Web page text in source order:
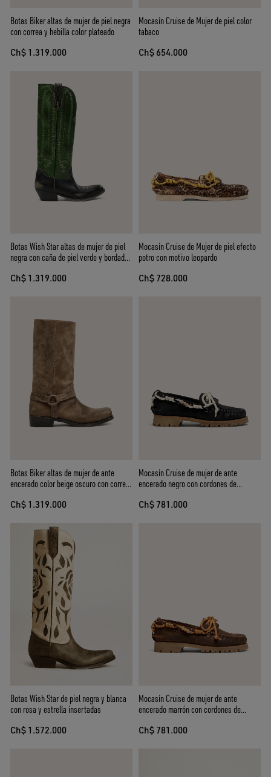
Botas Biker altas de mujer de piel negra
con correa y hebilla color plateado
Ch$ 1.319.000
Mocasín Cruise de Mujer de piel color
tabaco
Ch$ 654.000
Botas Wish Star altas de mujer de piel
negra con caña de piel verde y bordados
Ch$ 1.319.000
Mocasín Cruise de Mujer de piel efecto
potro con motivo leopardo
Ch$ 728.000
Botas Biker altas de mujer de ante
encerado color beige oscuro con correa
Ch$ 1.319.000
Mocasín Cruise de mujer de ante
encerado negro con cordones de
Ch$ 781.000
Botas Wish Star de piel negra y blanca
con rosa y estrella insertadas
Ch$ 1.572.000
Mocasín Cruise de mujer de ante
encerado marrón con cordones de
Ch$ 781.000